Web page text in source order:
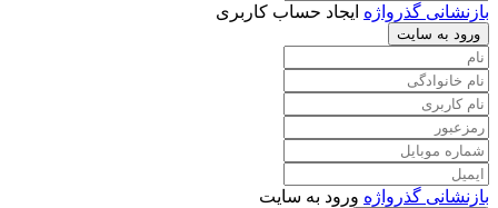
بازنشانی گذرواژه ایجاد حساب کاربری
ورود به سایت
بازنشانی گذرواژه ورود به سایت